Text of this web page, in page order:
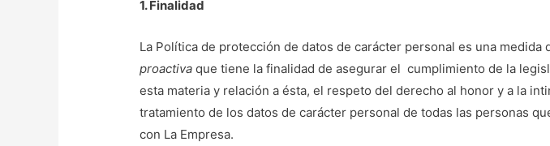
1. Finalidad
La Política de protección de datos de carácter personal es una medida
proactiva que tiene la finalidad de asegurar el cumplimiento de la
esta materia y relación a ésta, el respeto del derecho al honor y a la
tratamiento de los datos de carácter personal de todas las personas
con La Empresa.